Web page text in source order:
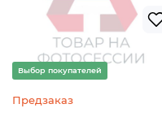
Выбор покупателей
Предзаказ